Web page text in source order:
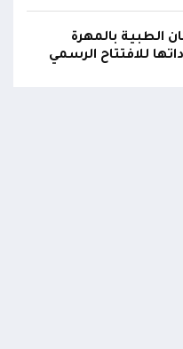
العميد يحيى وحيش قائد
مقاومة وطنية إلى مثواه الأخير
الطبية بالمهرة
للافتتاح الرسمي